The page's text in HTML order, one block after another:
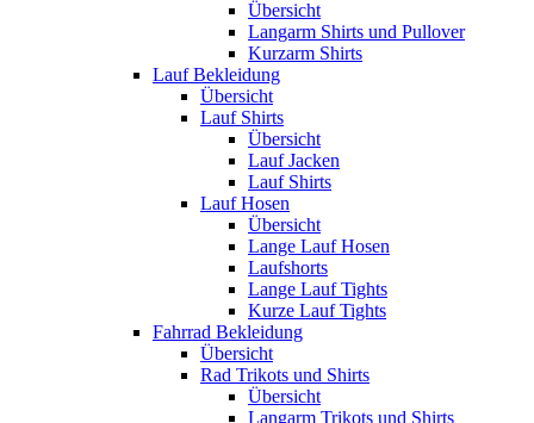
Übersicht
Langarm Shirts und Pullover
Kurzarm Shirts
Lauf Bekleidung
Übersicht
Lauf Shirts
Übersicht
Lauf Jacken
Lauf Shirts
Lauf Hosen
Übersicht
Lange Lauf Hosen
Laufshorts
Lange Lauf Tights
Kurze Lauf Tights
Fahrrad Bekleidung
Übersicht
Rad Trikots und Shirts
Übersicht
Langarm Trikots und Shirts